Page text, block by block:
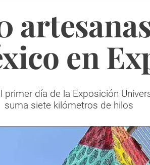
en
día de la Exposición
suma siete kilómetros de hilos